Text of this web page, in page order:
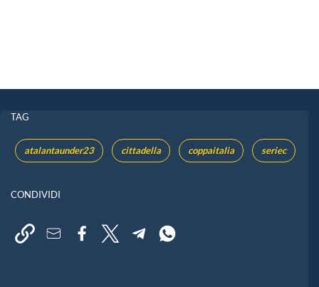
TAG
atalantaunder23 cittadella coppaitalia seriec
CONDIVIDI